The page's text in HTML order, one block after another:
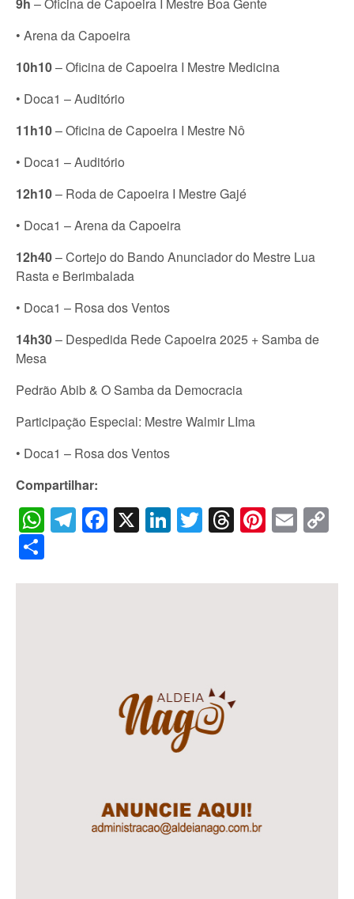
• Arena da Capoeira
10h10– Oficina de Capoeira I Mestre Medicina
• Doca1 – Auditório
11h10– Oficina de Capoeira I Mestre Nô
• Doca1 – Auditório
12h10– Roda de Capoeira I Mestre Gajé
• Doca1 – Arena da Capoeira
12h40– Cortejo do Bando Anunciador do Mestre Lua
Rasta e Berimbalada
• Doca1 – Rosa dos Ventos
14h30– Despedida Rede Capoeira 2025 + Samba de
Mesa
Pedrão Abib & O Samba da Democracia
Participação Especial: Mestre Walmir LIma
• Doca1 – Rosa dos Ventos
Compartilhar:
WhatsApp
Telegram
Facebook
X LinkedIn
Twitter
Threads